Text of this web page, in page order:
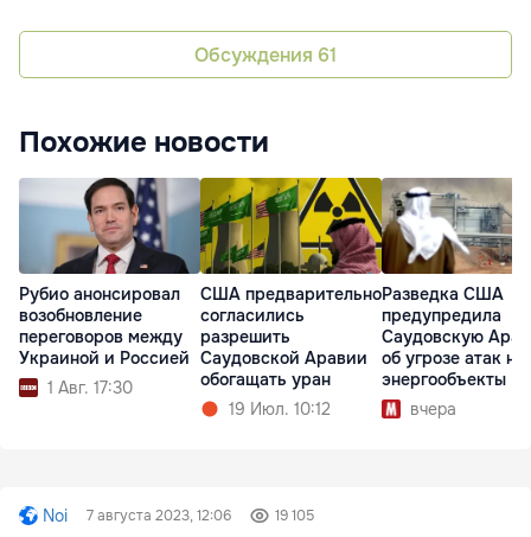
Обсуждения 61
Похожие новости
Рубио анонсировал
возобновление
переговоров между
Украиной и Россией
1 Авг. 17:30
США предварительно
согласились
разрешить
Саудовской Аравии
обогащать уран
19 Июл. 10:12
Разведка США
предупредила
Саудовскую
об угрозе атак на
энергообъекты
вчера
Noi 7 августа 2023, 12:06 19 105